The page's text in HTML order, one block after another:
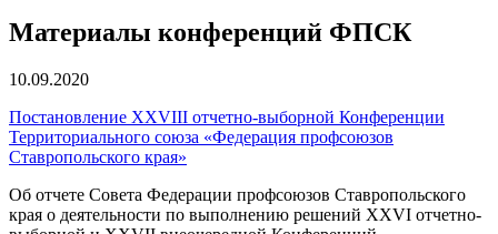
Материалы конференций ФПСК
10.09.2020
Постановление XXVIII отчетно-выборной Конференции
Территориального союза «Федерация профсоюзов
Ставропольского края»
Об отчете Совета Федерации профсоюзов Ставропольского
края о деятельности по выполнению решений XXVI отчетно-